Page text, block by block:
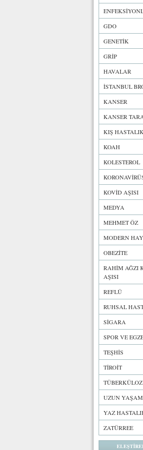
GDO
GENETİK
GRİP
HAVALAR
İSTANBUL
KANSER
KANSER
KIŞ
KOAH
KOLESTEROL
KOVİD AŞISI
MEDYA
MEHMET ÖZ
MODERN
OBEZİTE
RAHİM AĞZI
AŞISI
REFLÜ
RUHSAL
SİGARA
SPOR VE
TEŞHİS
TİROİT
TÜBERKÜLOZ
UZUN
YAZ
ZATÜRREE